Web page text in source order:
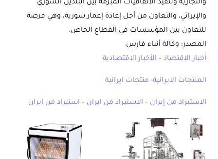
والتجارية وتنفيذ الاتفاقيات المبرمة بين البلدين السوري
والإيراني، والتعاون من أجل إعادة إعمار سورية، وهي فرصة
للتعاون بين المؤسسات في القطاع الخاص.
المصدر: وكالة أنباء فارس
أخبار الاقتصاد – الأخبار الاقتصادية
المنتجات الايرانية- منتجات ايرانية
الاستيراد من إيران – الاستيراد من ايران – استيراد من ايران